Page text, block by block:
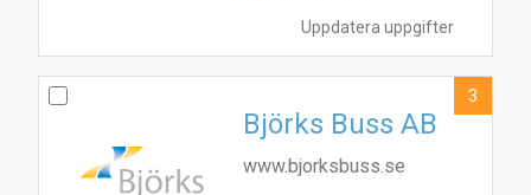
Uppdatera uppgifter
Björks Buss AB
www.bjorksbuss.se
3